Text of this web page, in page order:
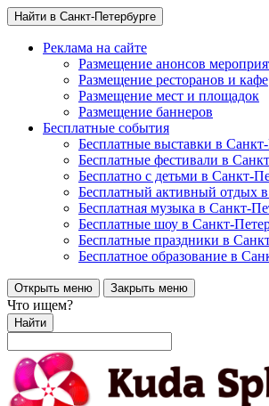
Найти в Санкт-Петербурге
Реклама на сайте
Размещение анонсов
Размещение ресторанов и кафе
Размещение мест и площадок
Размещение баннеров
Бесплатные события
Бесплатные выставки в
Бесплатные фестивали в
Бесплатно с детьми в Санкт-
Бесплатный активный отдых
Бесплатная музыка в Санкт-
Бесплатные шоу в Санкт-
Бесплатные праздники в
Бесплатное образование в
Открыть меню Закрыть меню
Что ищем?
Найти